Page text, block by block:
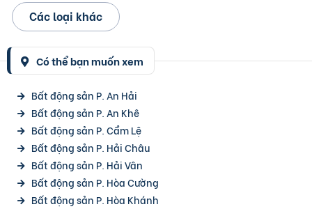
Các loại khác
Có thể bạn muốn xem
Bất động sản P. An Hải
Bất động sản P. An Khê
Bất động sản P. Cẩm Lệ
Bất động sản P. Hải Châu
Bất động sản P. Hải Vân
Bất động sản P. Hòa Cường
Bất động sản P. Hòa Khánh